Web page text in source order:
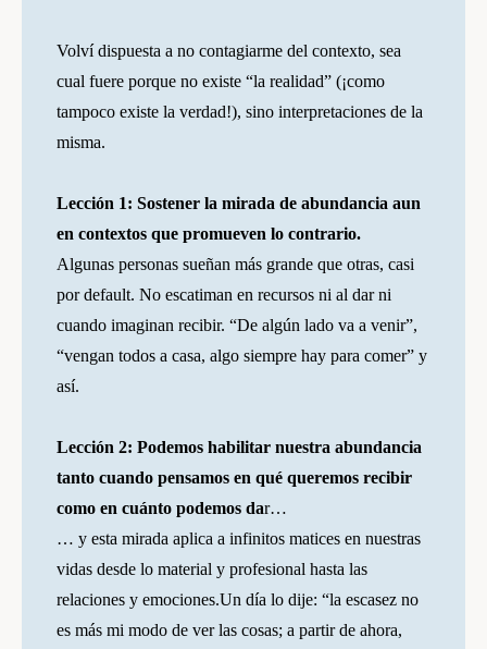
Volví dispuesta a no contagiarme del contexto, sea
cual fuere porque no existe “la realidad” (¡como
tampoco existe la verdad!), sino interpretaciones de la
misma.
Lección 1: Sostener la mirada de abundancia aun
en contextos que promueven lo contrario.
Algunas personas sueñan más grande que otras, casi
por default. No escatiman en recursos ni al dar ni
cuando imaginan recibir. “De algún lado va a venir”,
“vengan todos a casa, algo siempre hay para comer” y
así.
Lección 2: Podemos habilitar nuestra abundancia
tanto cuando pensamos en qué queremos recibir
como en cuánto podemos dar…
… y esta mirada aplica a infinitos matices en nuestras
vidas desde lo material y profesional hasta las
relaciones y emociones.Un día lo dije: “la escasez no
es más mi modo de ver las cosas; a partir de ahora,